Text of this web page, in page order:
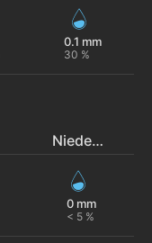
0.1 mm
30 %
Niederschlag
0 mm
< 5 %